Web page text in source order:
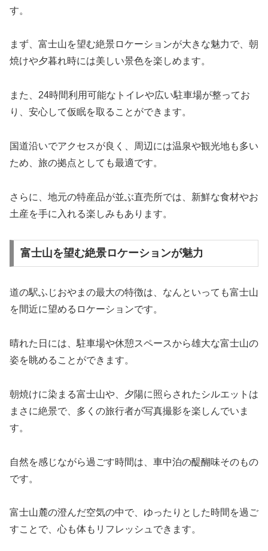
す。
まず、富士山を望む絶景ロケーションが大きな魅力で、朝
焼けや夕暮れ時には美しい景色を楽しめます。
また、24時間利用可能なトイレや広い駐車場が整ってお
り、安心して仮眠を取ることができます。
国道沿いでアクセスが良く、周辺には温泉や観光地も多い
ため、旅の拠点としても最適です。
さらに、地元の特産品が並ぶ直売所では、新鮮な食材やお
土産を手に入れる楽しみもあります。
富士山を望む絶景ロケーションが魅力
道の駅ふじおやまの最大の特徴は、なんといっても富士山
を間近に望めるロケーションです。
晴れた日には、駐車場や休憩スペースから雄大な富士山の
姿を眺めることができます。
朝焼けに染まる富士山や、夕陽に照らされたシルエットは
まさに絶景で、多くの旅行者が写真撮影を楽しんでいま
す。
自然を感じながら過ごす時間は、車中泊の醍醐味そのもの
です。
富士山麓の澄んだ空気の中で、ゆったりとした時間を過ご
すことで、心も体もリフレッシュできます。